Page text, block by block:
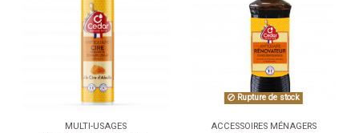
MULTI-USAGES
Rupture de stock
ACCESSOIRES MÉNAGERS